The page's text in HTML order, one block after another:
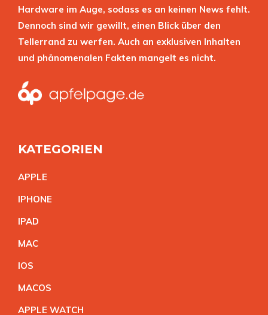
Hardware im Auge, sodass es an keinen News fehlt.
Dennoch sind wir gewillt, einen Blick über den
Tellerrand zu werfen. Auch an exklusiven Inhalten
und phänomenalen Fakten mangelt es nicht.
KATEGORIEN
APPLE
IPHONE
IPAD
MAC
IOS
MACOS
APPLE WATCH